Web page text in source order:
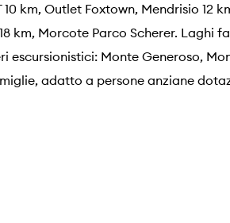
km, Outlet Foxtown, Mendrisio 12
km, Morcote Parco Scherer. Laghi
escursionistici: Monte Generoso,
adatto a persone anziane